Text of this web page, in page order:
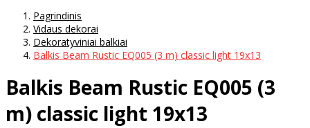
Pagrindinis
Vidaus dekorai
Dekoratyviniai balkiai
Balkis Beam Rustic EQ005 (3 m) classic light 19х13
Balkis Beam Rustic EQ005 (3
m) classic light 19х13